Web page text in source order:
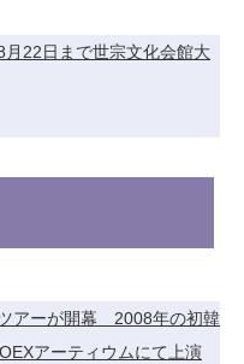
22日まで世宗文化会館大
アーが開幕 2008年の初韓
アーティウムにて上演